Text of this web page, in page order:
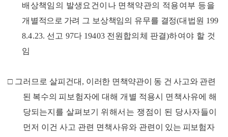
배상책임의 발생요건이나 면책약관의 적용여부 등을
개 별적으로 가려 그 보상책임의 유무를 결정(대법원 199
8.4.23. 선고 97다 19403 전원합의체 판결)하여야 할 것
임
□ 그러므로 살피건대 , 이러한 면책약관이 동 건 사고와 관련
된 복수의 피보험자에 대해 개별 적용시 면책사유에 해
당되는지를 살펴보기 위해서는 쟁점이 된 당사자들이
먼 저 이건 사고 관련 면책사유와 관련이 있는 피보험자